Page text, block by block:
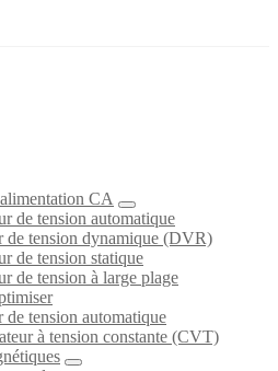
CA
de tension automatique
de tension dynamique (DVR)
de tension statique
de tension à large plage
de tension automatique
à tension constante (CVT)